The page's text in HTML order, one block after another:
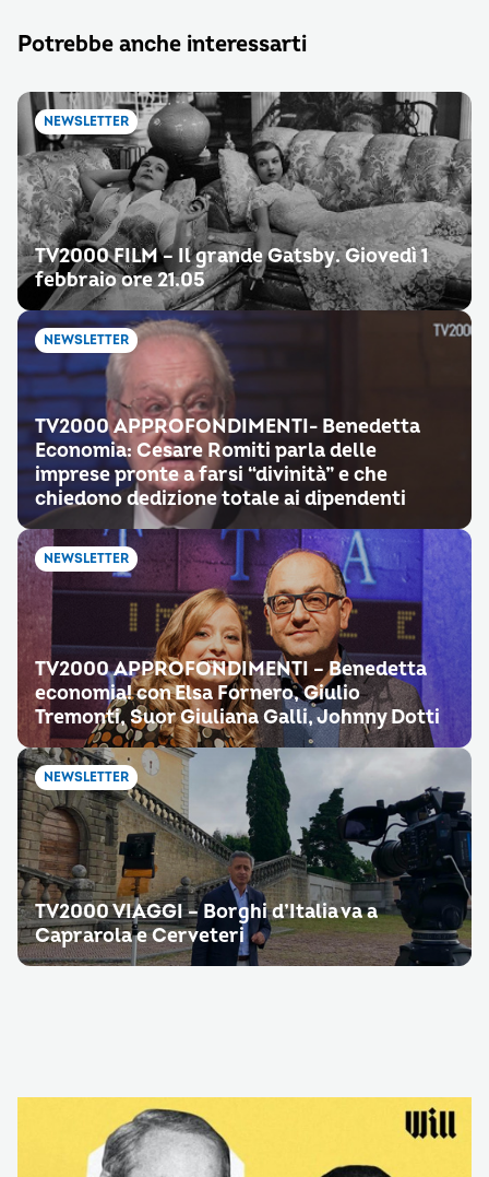
Potrebbe anche interessarti
NEWSLETTER
TV2000 FILM – Il grande Gatsby. Giovedì 1
febbraio ore 21.05
NEWSLETTER
TV2000 APPROFONDIMENTI- Benedetta
Economia: Cesare Romiti parla delle
imprese pronte a farsi “divinità” e che
chiedono dedizione totale ai dipendenti
NEWSLETTER
TV2000 APPROFONDIMENTI – Benedetta
economia! con Elsa Fornero, Giulio
Tremonti, Suor Giuliana Galli, Johnny Dotti
NEWSLETTER
TV2000 VIAGGI – Borghi d’Italia va a
Caprarola e Cerveteri